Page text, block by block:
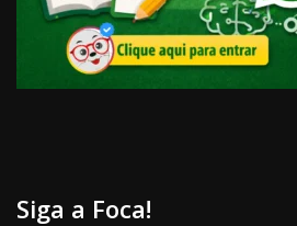
Siga a Foca!